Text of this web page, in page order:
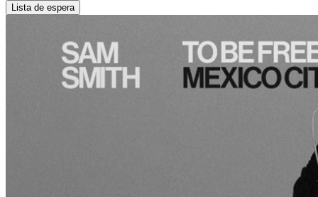
Lista de espera